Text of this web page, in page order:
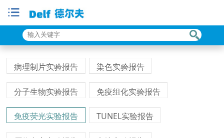
病理制片实验报告 染色实验报告
分子生物实验报告 免疫组化实验报告
免疫荧光实验报告 TUNEL实验报告